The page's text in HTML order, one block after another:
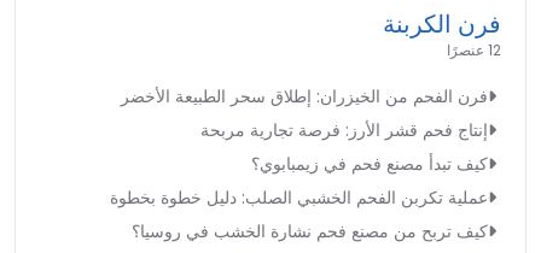
فرن الكربنة
12 عنصرًا
فرن الفحم من الخيزران: إطلاق سحر الطبيعة الأخضر
إنتاج فحم قشر الأرز: فرصة تجارية مربحة
كيف تبدأ مصنع فحم في زيمبابوي؟
عملية تكربن الفحم الخشبي الصلب: دليل خطوة بخطوة
كيف تربح من مصنع فحم نشارة الخشب في روسيا؟